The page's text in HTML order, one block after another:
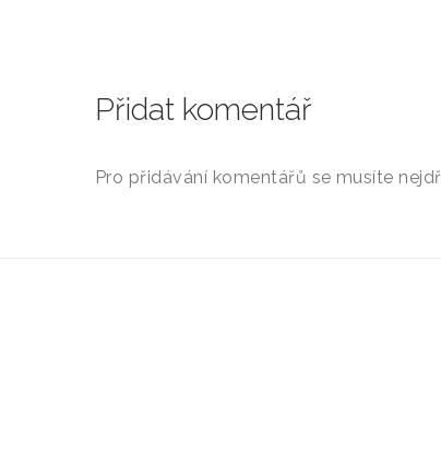
Přidat komentář
Pro přidávání komentářů se musíte